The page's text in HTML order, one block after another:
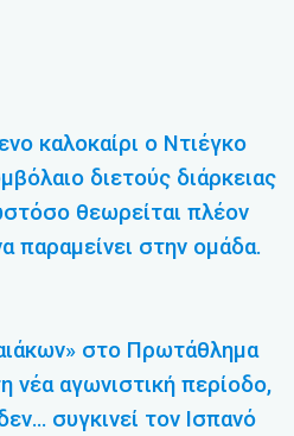
καλοκαίρι ο Ντιέγκο
διετούς διάρκειας
θεωρείται πλέον
παραμείνει στην ομάδα.
στο Πρωτάθλημα
νέα αγωνιστική περίοδο,
συγκινεί τον Ισπανό